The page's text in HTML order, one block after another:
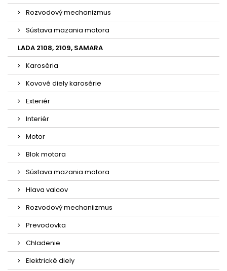
Rozvodový mechanizmus
Sústava mazania motora
LADA 2108, 2109, SAMARA
Karoséria
Kovové diely karosérie
Exteriér
Interiér
Motor
Blok motora
Sústava mazania motora
Hlava valcov
Rozvodový mechaniizmus
Prevodovka
Chladenie
Elektrické diely